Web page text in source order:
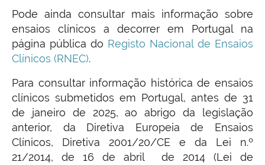
Pode ainda consultar mais informação sobre
ensaios clínicos a decorrer em Portugal na
página pública do Registo Nacional de Ensaios
Clínicos (RNEC).
Para consultar informação histórica de ensaios
clínicos submetidos em Portugal, antes de 31
de janeiro de 2025, ao abrigo da legislação
anterior, da Diretiva Europeia de Ensaios
Clínicos, Diretiva 2001/20/CE e da Lei n.º
21/2014, de 16 de abril de 2014 (Lei de